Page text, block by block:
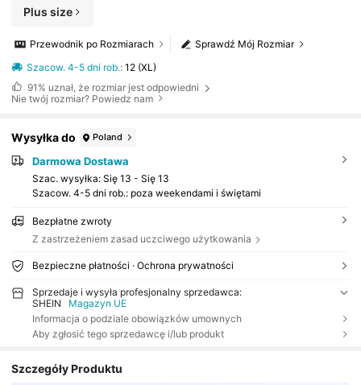
Plus size
Sprawdź Mój Rozmiar
Przewodnik po Rozmiarach
Szacow. 4-5 dni rob.:12 (XL)
91% uznał, że rozmiar jest odpowiedni
Nie twój rozmiar? Powiedz nam
Wysyłka do Poland
Darmowa Dostawa
Szac. wysyłka: Się 13 - Się 13
Szacow. 4-5 dni rob.: poza weekendami i świętami
Bezpłatne zwroty
Z zastrzeżeniem zasad uczciwego użytkowania
Bezpieczne płatności · Ochrona prywatności
Sprzedaje i wysyła profesjonalny sprzedawca:
SHEIN
Magazyn UE
Informacja o podziale obowiązków umownych
Aby zgłosić tego sprzedawcę i/lub produkt
Szczegóły Produktu